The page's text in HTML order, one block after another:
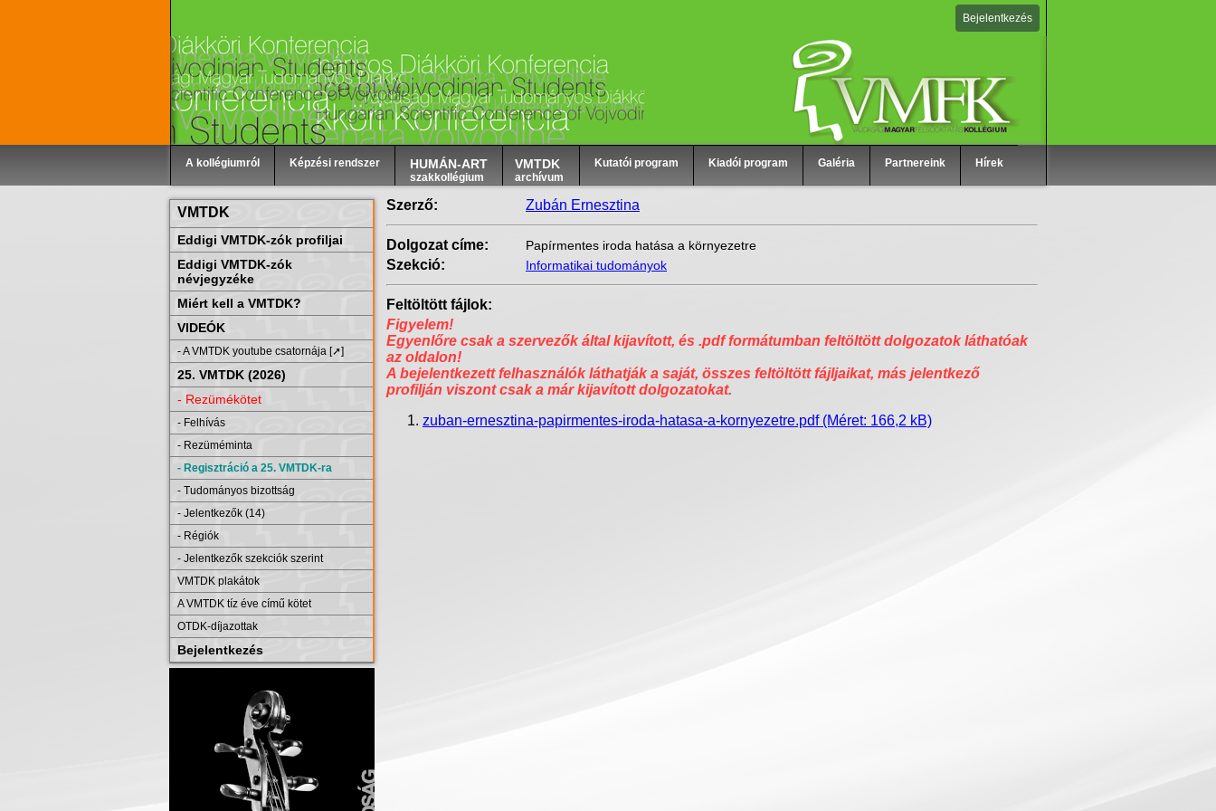
Bejelentkezés
A kollégiumról Képzési rendszer HUMÁN-ART
szakkollégium
VMTDK
archívum
Kutatói program Kiadói program Galéria Partnereink Hírek
VMTDK
Eddigi VMTDK-zók profiljai
Eddigi VMTDK-zók
névjegyzéke
Miért kell a VMTDK?
VIDEÓK
- A VMTDK youtube csatornája [➚]
25. VMTDK (2026)
- Rezümékötet
- Felhívás
- Rezüméminta
- Regisztráció a 25. VMTDK-ra
- Tudományos bizottság
- Jelentkezők (14)
- Régiók
- Jelentkezők szekciók szerint
VMTDK plakátok
A VMTDK tíz éve című kötet
OTDK-díjazottak
Bejelentkezés
Szerző: Zubán Ernesztina
Dolgozat címe: Papírmentes iroda hatása a környezetre
Szekció: Informatikai tudományok
Feltöltött fájlok:
Figyelem!
Egyenlőre csak a szervezők által kijavított, és .pdf formátumban feltöltött dolgozatok láthatóak
az oldalon!
A bejelentkezett felhasználók láthatják a saját, összes feltöltött fájljaikat, más jelentkező
profilján viszont csak a már kijavított dolgozatokat.
zuban-ernesztina-papirmentes-iroda-hatasa-a-kornyezetre.pdf(Méret: 166,2 kB)